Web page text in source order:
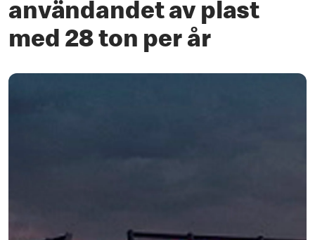
användandet av plast
med 28 ton per år